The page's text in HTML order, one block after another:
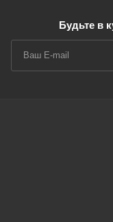
Будьте в